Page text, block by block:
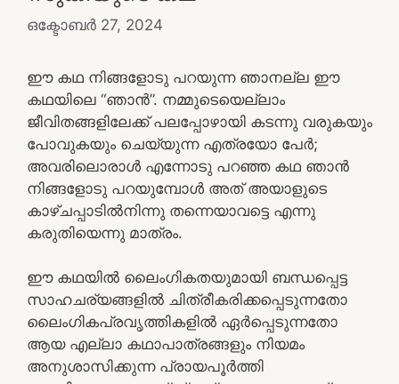
ഒക്ടോബർ 27, 2024
ഈ കഥ നിങ്ങളോടു പറയുന്ന ഞാനല്ല ഈ
കഥയിലെ “ഞാൻ”. നമ്മുടെയെല്ലാം
ജീവിതങ്ങളിലേക്ക് പലപ്പോഴായി കടന്നു വരുകയും
പോവുകയും ചെയ്യുന്ന എത്രയോ പേർ;
അവരിലൊരാൾ എന്നോടു പറഞ്ഞ കഥ ഞാൻ
നിങ്ങളോടു പറയുമ്പോൾ അത് അയാളുടെ
കാഴ്ചപ്പാടിൽനിന്നു തന്നെയാവട്ടെ എന്നു
കരുതിയെന്നു മാത്രം.
ഈ കഥയിൽ ലൈംഗികതയുമായി ബന്ധപ്പെട്ട
സാഹചര്യങ്ങളിൽ ചിത്രീകരിക്കപ്പെടുന്നതോ
ലൈംഗികപ്രവൃത്തികളിൽ ഏർപ്പെടുന്നതോ
ആയ എല്ലാ കഥാപാത്രങ്ങളും നിയമം
അനുശാസിക്കുന്ന പ്രായപൂർത്തി